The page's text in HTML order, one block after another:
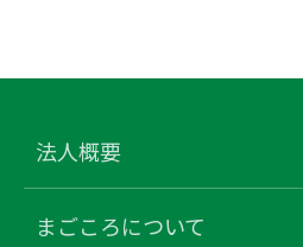
法人概要
まごころについて